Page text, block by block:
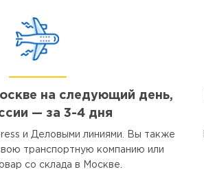
на следующий день,
— за 3-4 дня
и Деловыми линиями. Вы также
транспортную компанию или
со склада в Москве.